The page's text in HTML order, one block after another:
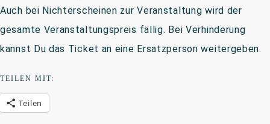
Auch bei Nichterscheinen zur Veranstaltung wird der
gesamte Veranstaltungspreis fällig. Bei Verhinderung
kannst Du das Ticket an eine Ersatzperson weitergeben.
TEILEN MIT:
Teilen